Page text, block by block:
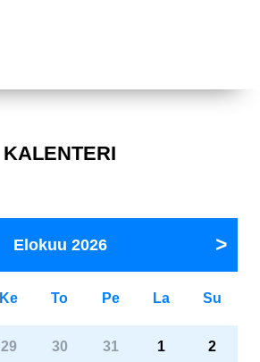
KALENTERI
Elokuu 2026
Ke To Pe La Su
29 30 31 1 2